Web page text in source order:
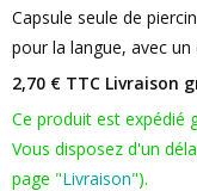
Capsule seule de
pour la langue, avec
2,70 € TTC Livraison
Ce produit est expédié
Vous disposez d'un
page "Livraison").